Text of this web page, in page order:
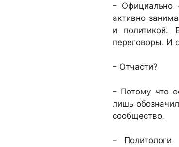
– Официально
активно
и политикой.
переговоры. И
– Отчасти?
– Потому что
лишь
сообщество.
– Политологи